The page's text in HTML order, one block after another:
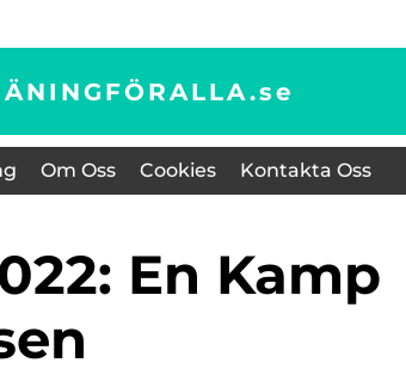
se
Om Oss Cookies Kontakta Oss